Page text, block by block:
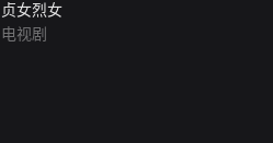
贞女烈女
电视剧